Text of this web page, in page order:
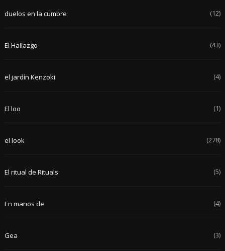
duelos en la cumbre (12)
El Hallazgo (43)
el jardín Kenzoki (4)
El loo (1)
el look (278)
El ritual de Rituals (5)
En manos de (4)
Gea (3)